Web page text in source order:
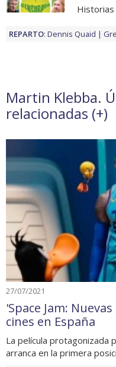
REPARTO: Dennis Quaid
Martin Klebba.
relacionadas (+)
27/07/2021
'Space Jam:
cines en España
La película protagonizada
arranca en la primera